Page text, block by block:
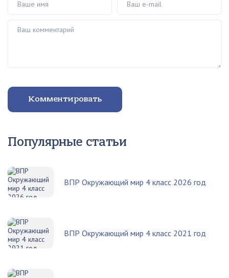
Комментировать
Популярные статьи
ВПР Окружающий мир 4 класс 2026 год
ВПР Окружающий мир 4 класс 2021 год